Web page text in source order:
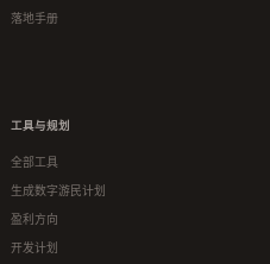
落地手册
工具与规划
全部工具
生成数字游民计划
盈利方向
开发计划